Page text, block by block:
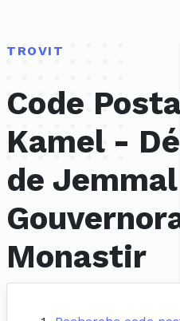
TROVIT
Code
Kamel -
de
Monastir